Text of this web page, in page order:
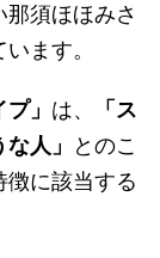
須ほほみさ
ます。
」 は、
「ス
人」
とのこ
徴に該当する